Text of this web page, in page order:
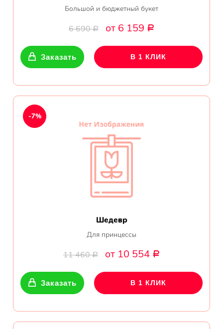
Большой и бюджетный букет
6 690Р от 6 159 Р
Заказать В 1 КЛИК
Шедевр
Для принцессы
11 460Р от 10 554 Р
-7%
Заказать В 1 КЛИК